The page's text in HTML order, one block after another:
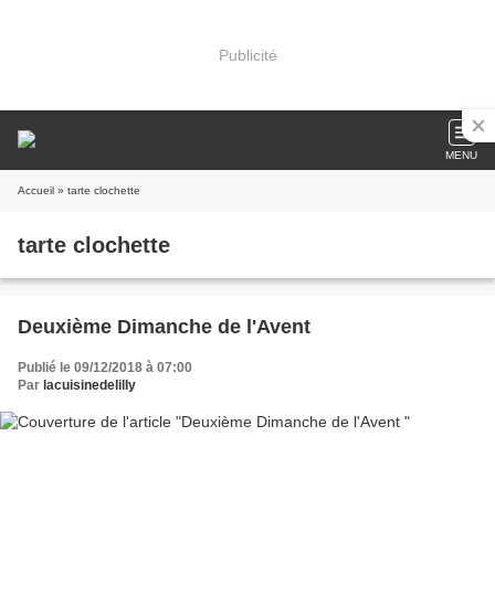
Publicité
MENU
Accueil » tarte clochette
tarte clochette
Deuxième Dimanche de l'Avent
Publié le 09/12/2018 à 07:00
Par lacuisinedelilly